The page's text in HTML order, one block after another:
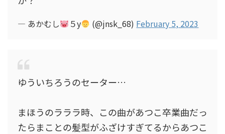
— あかむし ５y (@jnsk_68) February 5, 2023
ゆういちろうのセーター…
まほうのラララ時、この曲があつこ卒業曲だっ
たらまことの髪型がふざけすぎてるからあつこ